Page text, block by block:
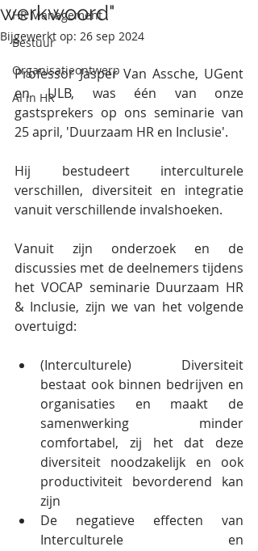
HR Management
Bestuur
Organisatieontwerp
AI in HR
werkwoord"
Bijgewerkt op: 26 sep 2024
Professor Jasper Van Assche, UGent
en ULB, was één van onze
gastsprekers op ons seminarie van
25 april, 'Duurzaam HR en Inclusie'.
Hij bestudeert interculturele
verschillen, diversiteit en integratie
vanuit verschillende invalshoeken.
Vanuit zijn onderzoek en de
discussies met de deelnemers tijdens
het VOCAP seminarie Duurzaam HR
& Inclusie, zijn we van het volgende
overtuigd:
(Interculturele) Diversiteit
bestaat ook binnen bedrijven en
organisaties en maakt de
samenwerking minder
comfortabel, zij het dat deze
diversiteit noodzakelijk en ook
productiviteit bevorderend kan
zijn
De negatieve effecten van
Interculturele en